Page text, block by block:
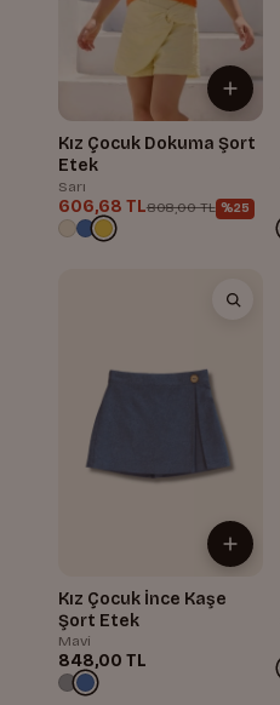
Kız Çocuk Dokuma Şort
Etek
Sarı
606,68 TL808,00 TL %25
Kız Çocuk İnce Kaşe
Şort Etek
Mavi
848,00 TL